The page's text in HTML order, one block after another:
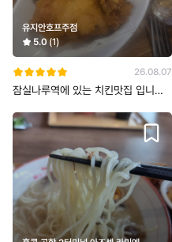
유지안호프주점
5.0(1)
26.08.07
잠실나루역에 있는 치킨맛집 입니다.
서